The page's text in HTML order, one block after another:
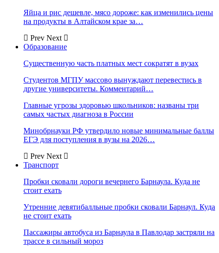
Яйца и рис дешевле, мясо дороже: как изменились цены
на продукты в Алтайском крае за…
Prev Next
Образование
Существенную часть платных мест сократят в вузах
Студентов МГПУ массово вынуждают перевестись в
другие университеты. Комментарий…
Главные угрозы здоровью школьников: названы три
самых частых диагноза в России
Минобрнауки РФ утвердило новые минимальные баллы
ЕГЭ для поступления в вузы на 2026…
Prev Next
Транспорт
Пробки сковали дороги вечернего Барнаула. Куда не
стоит ехать
Утренние девятибалльные пробки сковали Барнаул. Куда
не стоит ехать
Пассажиры автобуса из Барнаула в Павлодар застряли на
трассе в сильный мороз